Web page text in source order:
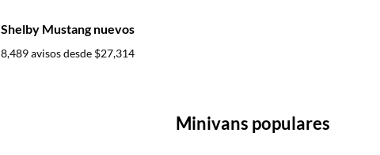
Shelby Mustang nuevos
8,489 avisos desde $27,314
Minivans populares